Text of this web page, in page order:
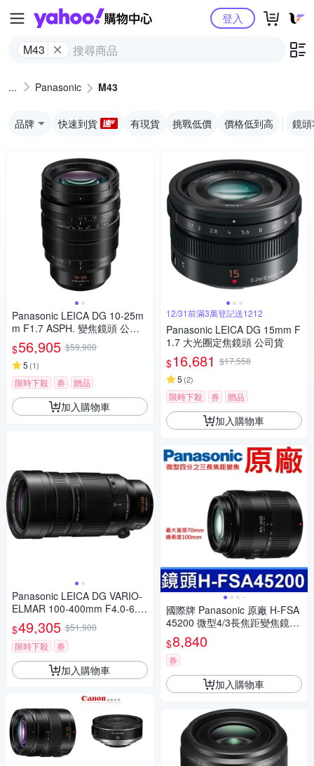
Yahoo購物中心
M43
登入
Panasonic M43
品牌 快速到貨 有現貨 挑戰低價 價格低到高 鏡
Panasonic LEICA DG 10-25m
m F1.7 ASPH. 變焦鏡頭 公司
貨
$56,905 $59,900
5 (1)
限時下殺 券 贈品
加入購物車
Panasonic LEICA DG VARIO-
ELMAR 100-400mm F4.0-6.3
II ASPH.POWER O.I.S. 超長焦
變焦鏡頭 公司貨 H-RSA10040
0G
$49,305 $51,900
限時下殺
券
加入購物車
12/31前滿3萬登記送1212
Panasonic LEICA DG 15mm F
1.7 大光圈定焦鏡頭 公司貨
$16,681 $17,558
5 (2)
限時下殺 券 贈品
加入購物車
國際牌 Panasonic 原廠 H-FSA
45200 微型4/3長焦距變焦鏡頭
LUMIX G X VARIO 45-200mm
單眼鏡頭 相機
$8,840
券
加入購物車